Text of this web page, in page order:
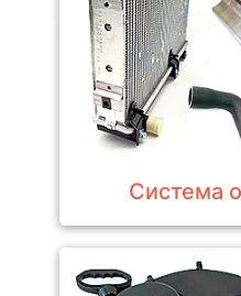
Система